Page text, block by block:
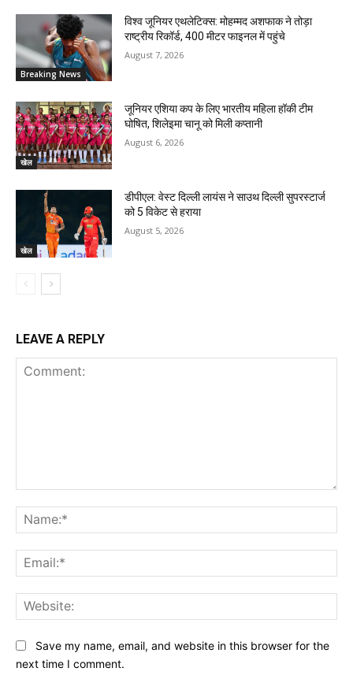
Breaking News
विश्व जूनियर एथलेटिक्स: मोहम्मद अशफाक ने तोड़ा
राष्ट्रीय रिकॉर्ड, 400 मीटर फाइनल में पहुंचे
August 7, 2026
खेल
जूनियर एशिया कप के लिए भारतीय महिला हॉकी टीम
घोषित, शिलेइमा चानू को मिली कप्तानी
August 6, 2026
खेल
डीपीएल: वेस्ट दिल्ली लायंस ने साउथ दिल्ली सुपरस्टार्ज
को 5 विकेट से हराया
August 5, 2026
LEAVE A REPLY
Save my name, email, and website in this browser for the
next time I comment.